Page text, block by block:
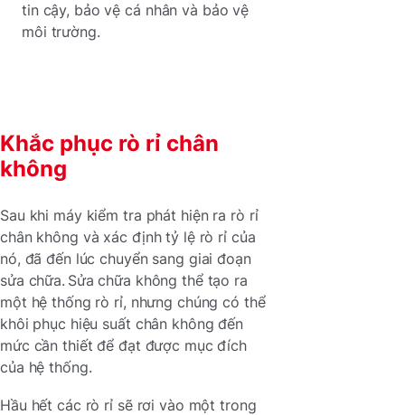
tin cậy, bảo vệ cá nhân và bảo vệ
môi trường.
Khắc phục rò rỉ chân
không
Sau khi máy kiểm tra phát hiện ra rò rỉ
chân không và xác định tỷ lệ rò rỉ của
nó, đã đến lúc chuyển sang giai đoạn
sửa chữa. Sửa chữa không thể tạo ra
một hệ thống rò rỉ, nhưng chúng có thể
khôi phục hiệu suất chân không đến
mức cần thiết để đạt được mục đích
của hệ thống.
Hầu hết các rò rỉ sẽ rơi vào một trong